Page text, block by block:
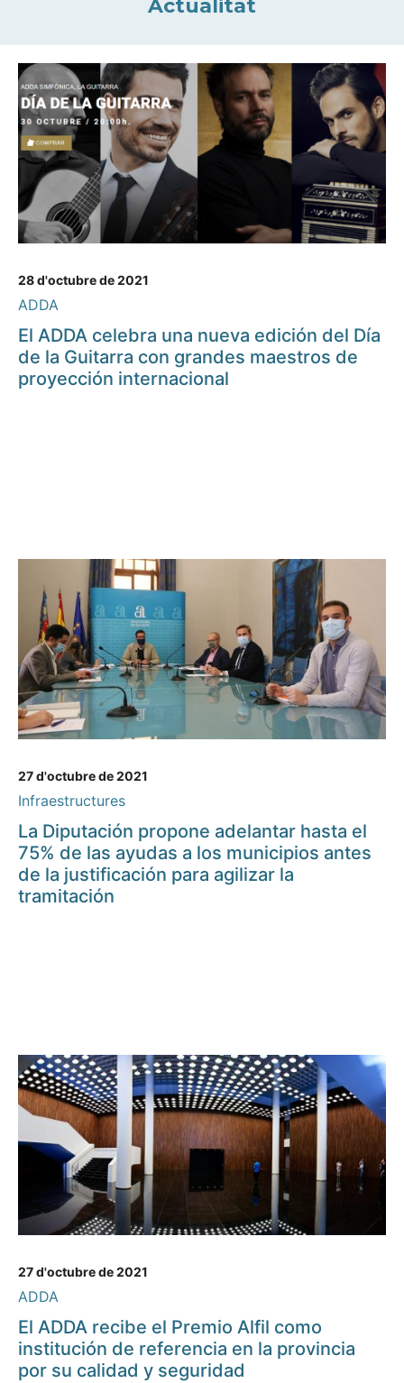
Actualitat
28 d'octubre de 2021
ADDA
El ADDA celebra una nueva edición del Día
de la Guitarra con grandes maestros de
proyección internacional
27 d'octubre de 2021
Infraestructures
La Diputación propone adelantar hasta el
75% de las ayudas a los municipios antes
de la justificación para agilizar la
tramitación
27 d'octubre de 2021
ADDA
El ADDA recibe el Premio Alfil como
institución de referencia en la provincia
por su calidad y seguridad